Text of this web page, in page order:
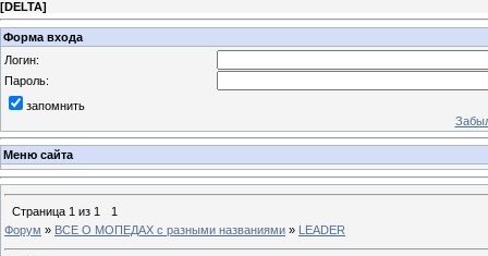
[DELTA]
Форма входа
Логин:
Пароль:
запомнить
Меню сайта
Страница 1 из 1
1
Форум » ВСЕ О МОПЕДАХ с разными названиями » LEADER